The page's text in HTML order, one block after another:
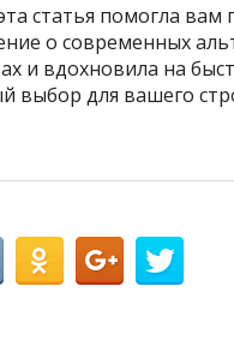
статья помогла вам
о современных
и вдохновила на
выбор для вашего